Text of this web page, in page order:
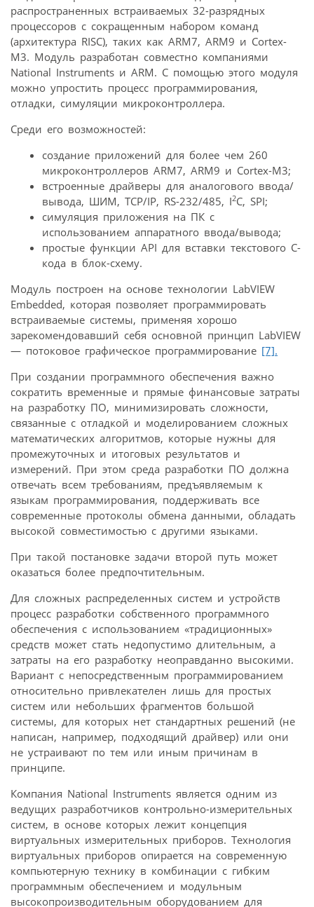
распространенных встраиваемых 32-разрядных
процессоров с сокращенным набором команд
(архитектура RISC), таких как ARM7, ARM9 и Cortex-
M3. Модуль разработан совместно компаниями
National Instruments и ARM. С помощью этого модуля
можно упростить процесс программирования,
отладки, симуляции микроконтроллера.
Среди его возможностей:
создание приложений для более чем 260
микроконтроллеров ARM7, ARM9 и Cortex-M3;
встроенные драйверы для аналогового ввода/
вывода, ШИМ, TCP/IP, RS-232/485, I2C, SPI;
симуляция приложения на ПК с
использованием аппаратного ввода/вывода;
простые функции API для вставки текстового С-
кода в блок-схему.
Модуль построен на основе технологии LabVIEW
Embedded, которая позволяет программировать
встраиваемые системы, применяя хорошо
зарекомендовавший себя основной принцип LabVIEW
— потоковое графическое программирование [7].
При создании программного обеспечения важно
сократить временные и прямые финансовые затраты
на разработку ПО, минимизировать сложности,
связанные с отладкой и моделированием сложных
математических алгоритмов, которые нужны для
промежуточных и итоговых результатов и
измерений. При этом среда разработки ПО должна
отвечать всем требованиям, предъявляемым к
языкам программирования, поддерживать все
современные протоколы обмена данными, обладать
высокой совместимостью с другими языками.
При такой постановке задачи второй путь может
оказаться более предпочтительным.
Для сложных распределенных систем и устройств
процесс разработки собственного программного
обеспечения с использованием «традиционных»
средств может стать недопустимо длительным, а
затраты на его разработку неоправданно высокими.
Вариант с непосредственным программированием
относительно привлекателен лишь для простых
систем или небольших фрагментов большой
системы, для которых нет стандартных решений (не
написан, например, подходящий драйвер) или они
не устраивают по тем или иным причинам в
принципе.
Компания National Instruments является одним из
ведущих разработчиков контрольно-измерительных
систем, в основе которых лежит концепция
виртуальных измерительных приборов. Технология
виртуальных приборов опирается на современную
компьютерную технику в комбинации с гибким
программным обеспечением и модульным
высокопроизводительным оборудованием для